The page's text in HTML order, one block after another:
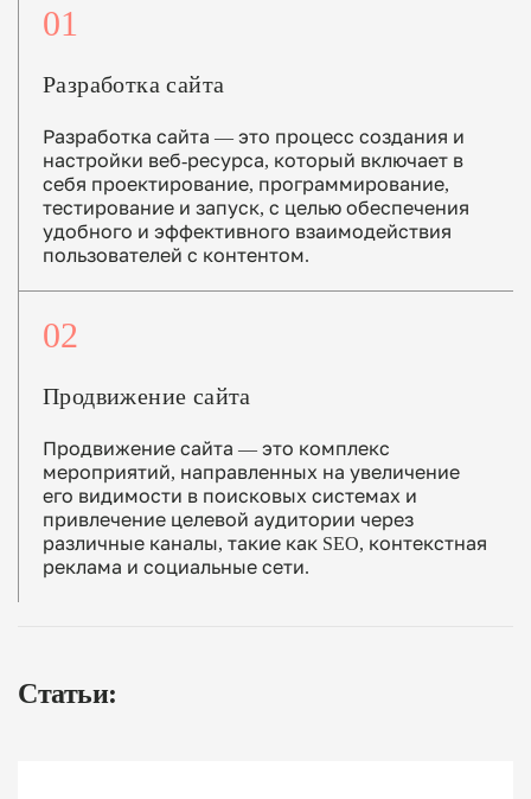
01
Разработка сайта
Разработка сайта — это процесс создания и
настройки веб-ресурса, который включает в
себя проектирование, программирование,
тестирование и запуск, с целью обеспечения
удобного и эффективного взаимодействия
пользователей с контентом.
02
Продвижение сайта
Продвижение сайта — это комплекс
мероприятий, направленных на увеличение
его видимости в поисковых системах и
привлечение целевой аудитории через
различные каналы, такие как SEO, контекстная
реклама и социальные сети.
Статьи: